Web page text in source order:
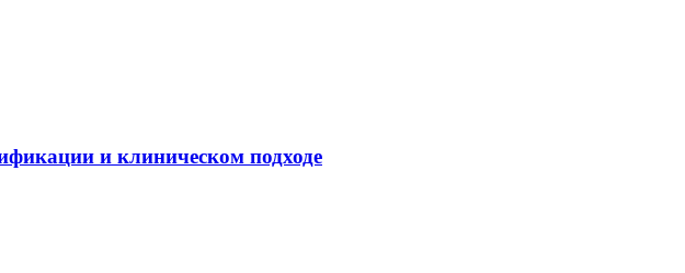
и клиническом подходе